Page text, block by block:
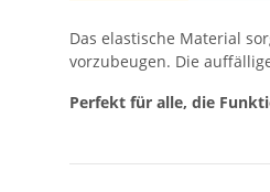
Das elastische Material
vorzubeugen. Die
Perfekt für alle, die